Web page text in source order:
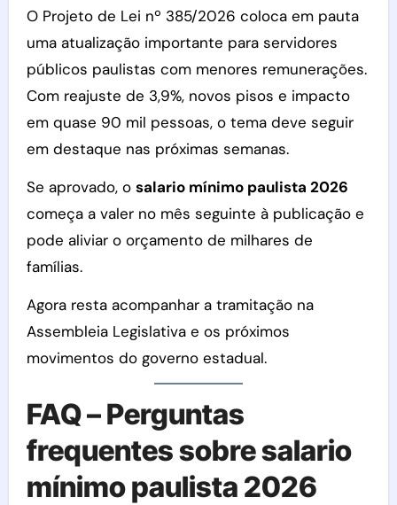
O Projeto de Lei nº 385/2026 coloca em pauta
uma atualização importante para servidores
públicos paulistas com menores remunerações.
Com reajuste de 3,9%, novos pisos e impacto
em quase 90 mil pessoas, o tema deve seguir
em destaque nas próximas semanas.
Se aprovado, o salario mínimo paulista 2026
começa a valer no mês seguinte à publicação e
pode aliviar o orçamento de milhares de
famílias.
Agora resta acompanhar a tramitação na
Assembleia Legislativa e os próximos
movimentos do governo estadual.
FAQ – Perguntas
frequentes sobre salario
mínimo paulista 2026